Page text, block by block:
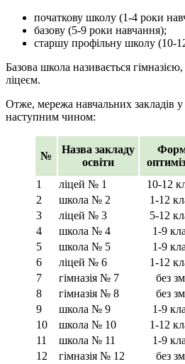
початкову школу (1-4 роки
базову (5-9 роки навчання);
старшу профільну школу (10-
Базова школа називається
ліцеєм.
Отже, мережа навчальних закладів у
наступним чином:
№
Назва закладу
освіти
1
ліцей № 1 10-12
2
школа № 2 1-12
3
ліцей № 3 5-12
4
школа № 4 1-9
5
школа № 5 1-9
6
ліцей № 6 1-12
7
гімназія № 7 без
8
гімназія № 8 без
9
школа № 9 1-9
10
школа № 10 1-12
11
школа № 11 1-9
12
гімназія № 12 без